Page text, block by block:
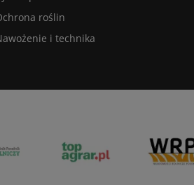
roślin
i technika